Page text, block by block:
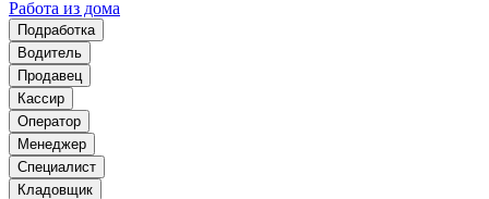
Работа из дома
Подработка
Водитель
Продавец
Кассир
Оператор
Менеджер
Специалист
Кладовщик